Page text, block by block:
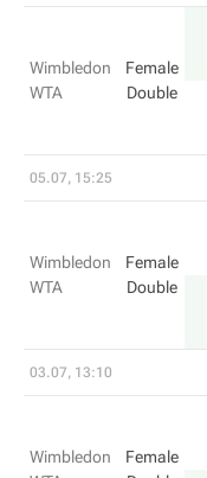
Wimbledon
WTA
Female
Double
05.07, 15:25
Wimbledon
WTA
Female
Double
03.07, 13:10
Wimbledon
Female